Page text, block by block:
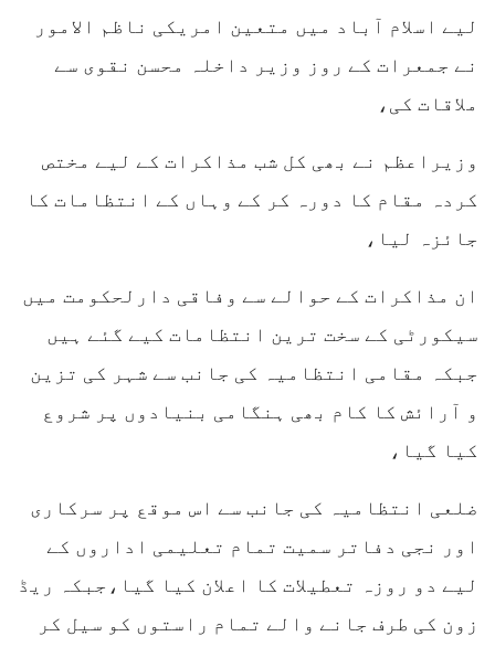
لیے اسلام آباد میں متعین امریکی ناظم الامور
نے جمعرات کے روز وزیر داخلہ محسن نقوی سے
ملاقات کی،
وزیراعظم نے بھی کل شب مذاکرات کے لیے مختص
کردہ مقام کا دورہ کر کے وہاں کے انتظامات کا
جائزہ لیا،
ان مذاکرات کے حوالے سے وفاقی دارلحکومت میں
سیکورٹی کے سخت ترین انتظامات کیے گئے ہیں
جبکہ مقامی انتظامیہ کی جانب سے شہر کی تزین
و آرائش کا کام بھی ہنگامی بنیادوں پر شروع
کیا گیا،
ضلعی انتظامیہ کی جانب سے اس موقع پر سرکاری
اور نجی دفاتر سمیت تمام تعلیمی اداروں کے
لیے دو روزہ تعطیلات کا اعلان کیا گیا،جبکہ ریڈ
زون کی طرف جانے والے تمام راستوں کو سیل کر